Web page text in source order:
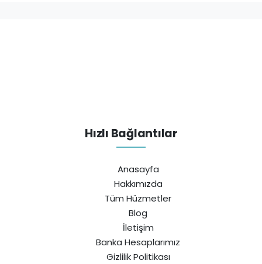
Hızlı Bağlantılar
Anasayfa
Hakkımızda
Tüm Hüzmetler
Blog
İletişim
Banka Hesaplarımız
Gizlilik Politikası